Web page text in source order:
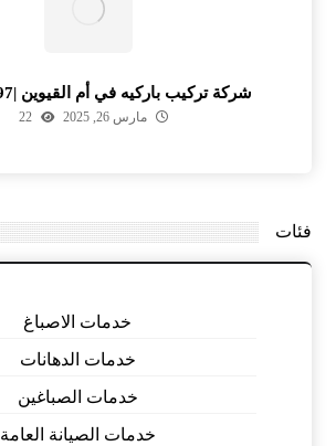
شركة تركيب باركيه في أم القيوين |0547149297
مارس 26, 2025 22
فئات
خدمات الاصباغ
خدمات الدهانات
خدمات الصباغين
خدمات الصيانة العامة